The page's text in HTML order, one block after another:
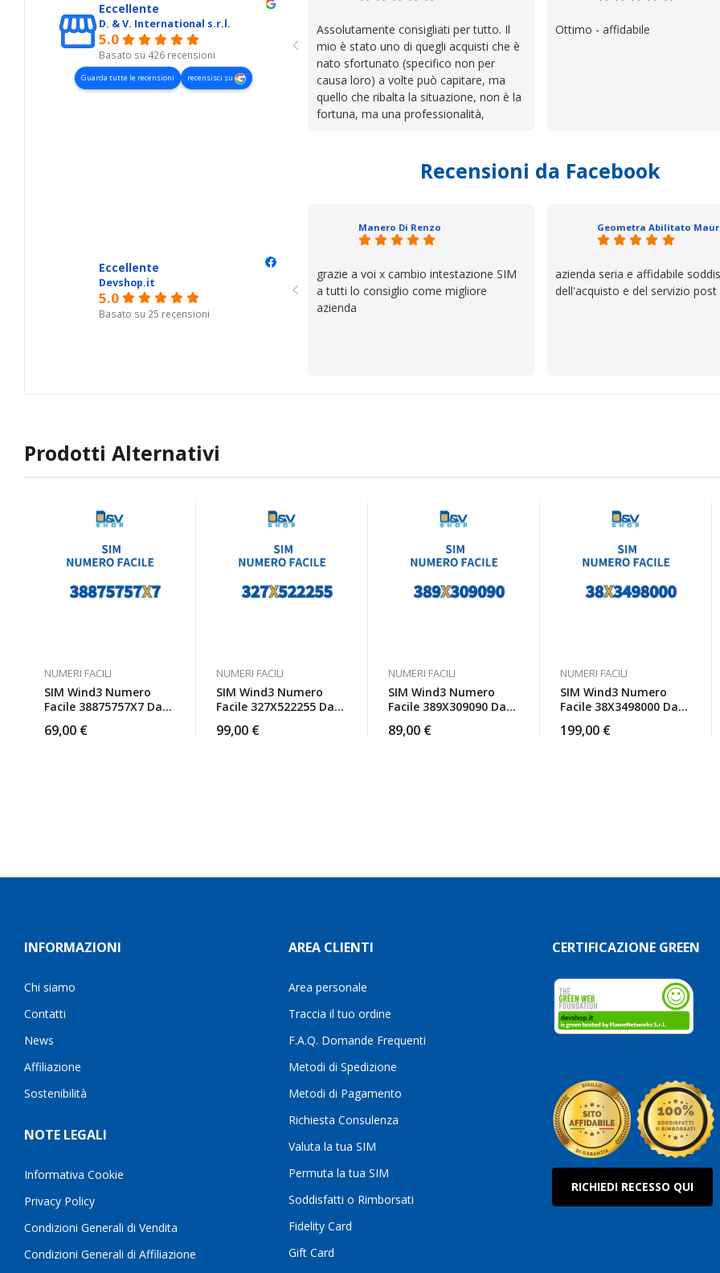
Eccellente
D. & V. International s.r.l.
5.0
Basato su 426 recensioni
Guarda tutte le recensioni recensisci su
Assolutamente consigliati per tutto. Il
mio è stato uno di quegli acquisti che è
nato sfortunato (specifico non per
causa loro) a volte può capitare, ma
quello che ribalta la situazione, non è la
fortuna, ma una professionalità,
cose. Be', io qui è proprio quello che ho
trovato, un atteggiamento che va oltre
se avete bisogno siete in ottime mani.
Ottimo - affidabile
Recensioni da Facebook
Eccellente
Devshop.it
5.0
Basato su 25 recensioni
Manero Di Renzo
grazie a voi x cambio intestazione SIM
a tutti lo consiglio come migliore
azienda
azienda seria e affidabile
dell'acquisto e del servizio post
Prodotti Alternativi
NUMERI FACILI
SIM Wind3 Numero
Facile 38875757X7 Da
69,00 €
NUMERI FACILI
SIM Wind3 Numero
Facile 327X522255 Da
99,00 €
NUMERI FACILI
SIM Wind3 Numero
Facile 389X309090 Da
89,00 €
NUMERI FACILI
SIM Wind3 Numero
Facile 38X3498000 Da
199,00 €
INFORMAZIONI
Chi siamo
Contatti
News
Affiliazione
Sostenibilità
NOTE LEGALI
Informativa Cookie
Privacy Policy
Condizioni Generali di Vendita
Condizioni Generali di Affiliazione
AREA CLIENTI
Area personale
Traccia il tuo ordine
F.A.Q. Domande Frequenti
Metodi di Spedizione
Metodi di Pagamento
Richiesta Consulenza
Valuta la tua SIM
Permuta la tua SIM
Soddisfatti o Rimborsati
Fidelity Card
Gift Card
CERTIFICAZIONE GREEN
RICHIEDI RECESSO QUI